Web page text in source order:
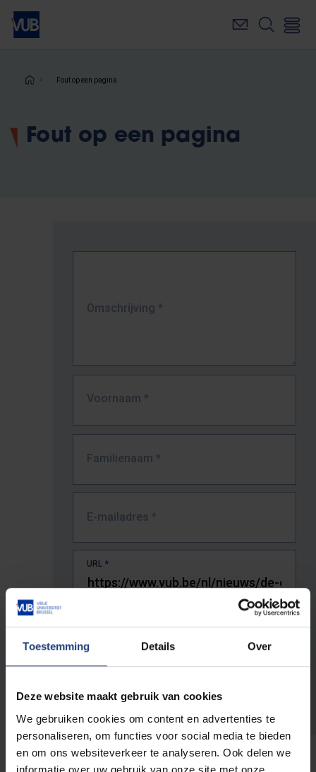
Toestemming Details Over
Deze website maakt gebruik van cookies
We gebruiken cookies om content en advertenties te
personaliseren, om functies voor social media te bieden
en om ons websiteverkeer te analyseren. Ook delen we
informatie over uw gebruik van onze site met onze
Overslaan
naar
inhoudKruimelpad
Fout op een pagina
Fout op een pagina
Omschrijving *
Voornaam *
Familienaam *
E-mailadres *
URL *
De volledige URL van de pagina waar je de fout zag.